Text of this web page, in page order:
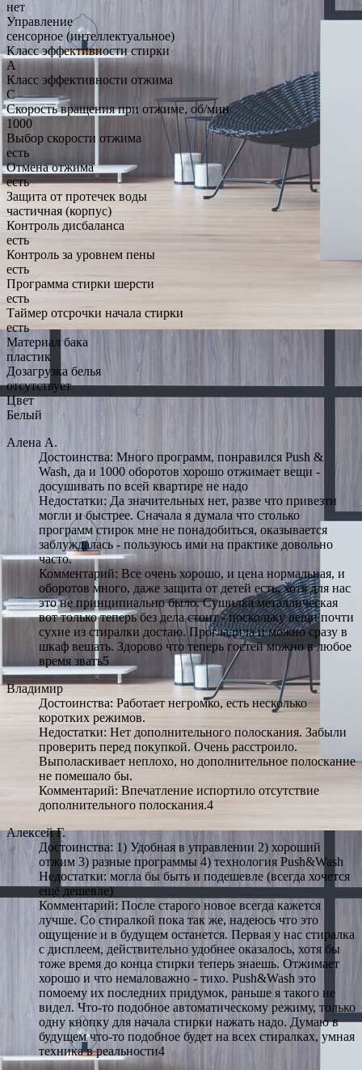
нет
Управление
сенсорное (интеллектуальное)
Класс эффективности стирки
A
Класс эффективности отжима
C
Скорость вращения при отжиме, об/мин
1000
Выбор скорости отжима
есть
Отмена отжима
есть
Защита от протечек воды
частичная (корпус)
Контроль дисбаланса
есть
Контроль за уровнем пены
есть
Программа стирки шерсти
есть
Таймер отсрочки начала стирки
есть
Материал бака
пластик
Дозагрузка белья
отсутствует
Цвет
Белый
Алена А.
Достоинства: Много программ, понравился Push &
Wash, да и 1000 оборотов хорошо отжимает вещи -
досушивать по всей квартире не надо
Недостатки: Да значительных нет, разве что привезти
могли и быстрее. Сначала я думала что столько
программ стирок мне не понадобиться, оказывается
заблуждалась - пользуюсь ими на практике довольно
часто.
Комментарий: Все очень хорошо, и цена нормальная, и
оборотов много, даже защита от детей есть, хотя для нас
это не принципиально было. Сушилка металлическая
вот только теперь без дела стоит - поскольку вещи почти
сухие из стиралки достаю. Прогладила и можно сразу в
шкаф вешать. Здорово что теперь гостей можно в любое
время звать5
Владимир
Достоинства: Работает негромко, есть несколько
коротких режимов.
Недостатки: Нет дополнительного полоскания. Забыли
проверить перед покупкой. Очень расстроило.
Выполаскивает неплохо, но дополнительное полоскание
не помешало бы.
Комментарий: Впечатление испортило отсутствие
дополнительного полоскания.4
Алексей Г.
Достоинства: 1) Удобная в управлении 2) хороший
отжим 3) разные программы 4) технология Push&Wash
Недостатки: могла бы быть и подешевле (всегда хочется
ещё дешевле)
Комментарий: После старого новое всегда кажется
лучше. Со стиралкой пока так же, надеюсь что это
ощущение и в будущем останется. Первая у нас стиралка
с дисплеем, действительно удобнее оказалось, хотя бы
тоже время до конца стирки теперь знаешь. Отжимает
хорошо и что немаловажно - тихо. Push&Wash это
помоему их последних придумок, раньше я такого не
видел. Что-то подобное автоматическому режиму, только
одну кнопку для начала стирки нажать надо. Думаю в
будущем что-то подобное будет на всех стиралках, умная
техника в реальности4